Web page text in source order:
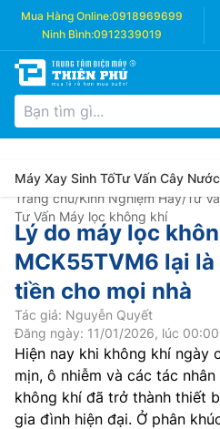
Mua Hàng Online:0918969699
Ninh Bình:0912339019
Máy Xay Sinh TốTư Vấn Cây
Trang chủ/Kinh Nghiệm Hay/Tư
Tư Vấn Máy lọc không khí
Lý do máy lọc
MCK55TVM6 lại
tiền cho mọi nhà
Tác giả: Nguyễn Quyết
Đăng ngày: 11/01/2026, lúc 00:00
Hiện nay khi không khí ngày
mịn, ô nhiễm và các tác
không khí đã trở thành thiết
gia đình hiện đại. Ở phân